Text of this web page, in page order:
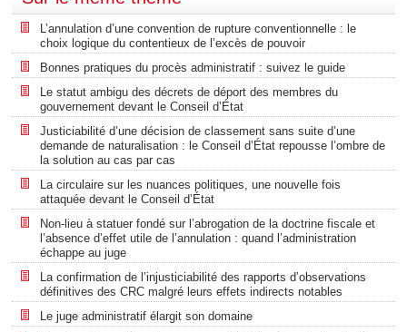
L’annulation d’une convention de rupture conventionnelle : le
choix logique du contentieux de l’excès de pouvoir
Bonnes pratiques du procès administratif : suivez le guide
Le statut ambigu des décrets de déport des membres du
gouvernement devant le Conseil d’État
Justiciabilité d’une décision de classement sans suite d’une
demande de naturalisation : le Conseil d’État repousse l’ombre de
la solution au cas par cas
La circulaire sur les nuances politiques, une nouvelle fois
attaquée devant le Conseil d’État
Non-lieu à statuer fondé sur l’abrogation de la doctrine fiscale et
l’absence d’effet utile de l’annulation : quand l’administration
échappe au juge
La confirmation de l’injusticiabilité des rapports d’observations
définitives des CRC malgré leurs effets indirects notables
Le juge administratif élargit son domaine